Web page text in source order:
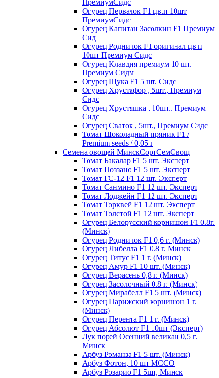
ПремиумСидс
Огурец Первачок F1 цв.п 10шт
ПремиумСидс
Огурец Капитан Засолкин F1 Премиум
Сид
Огурец Родничок F1 оригинал цв.п
10шт Премиум Сидс
Огурец Клавдия премиум 10 шт.
Премиум Сидм
Огурец Щука F1 5 шт. Сидс
Огурец Хрустафор , 5шт., Премиум
Сидс
Огурец Хрустяшка , 10шт., Премиум
Сидс
Огурец Сваток , 5шт., Премиум Сидс
Томат Шоколадный пряник F1 /
Premium seeds / 0,05 г
Семена овощей МинскСортСемОвощ
Томат Бакалар F1 5 шт. Эксперт
Томат Поззано F1 5 шт. Эксперт
Томат ГС-12 F1 12 шт. Эксперт
Томат Санмино F1 12 шт. Эксперт
Томат Лоджейн F1 12 шт. Эксперт
Томат Торквей F1 12 шт. Эксперт
Томат Толстой F1 12 шт. Эксперт
Огурец Белорусский корнишон F1 0.8г.
(Минск)
Огурец Родничок F1 0,6 г. (Минск)
Огурец Либелла F1 0.8 г. Минск
Огурец Титус F1 1 г. (Минск)
Огурец Амур F1 10 шт. (Минск)
Огурец Верасень 0,8 г. (Минск)
Огурец Засолочный 0.8 г. (Минск)
Огурец Мирабелл F1 5 шт. (Минск)
Огурец Парижский корнишон 1 г.
(Минск)
Огурец Перента F1 1 г. (Минск)
Огурец Абсолют F1 10шт (Эксперт)
Лук порей Осенний великан 0,5 г.
Минск
Арбуз Романза F1 5 шт. (Минск)
Арбуз Фотон, 10 шт МССО
Арбуз Розарио F1 5шт, Минск